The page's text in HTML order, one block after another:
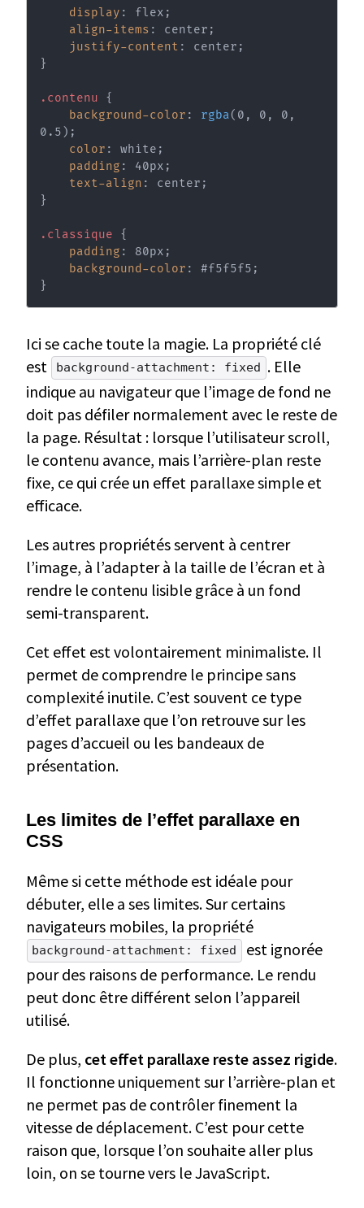
display : flex ;
align-items : center ;
justify-content : center ;
}
.contenu
{
background-color : rgba( 0 , 0 , 0 ,
0.5 ) ;
color : white ;
padding : 40px ;
text-align : center ;
}
.classique
{
padding : 80px ;
background-color : #f5f5f5 ;
}
Ici se cache toute la magie. La propriété clé
est
background-attachment: fixed . Elle
indique au navigateur que l’image de fond ne
doit pas défiler normalement avec le reste de
la page. Résultat : lorsque l’utilisateur scroll,
le contenu avance, mais l’arrière-plan reste
fixe, ce qui crée un effet parallaxe simple et
efficace.
Les autres propriétés servent à centrer
l’image, à l’adapter à la taille de l’écran et à
rendre le contenu lisible grâce à un fond
semi-transparent.
Cet effet est volontairement minimaliste. Il
permet de comprendre le principe sans
complexité inutile. C’est souvent ce type
d’effet parallaxe que l’on retrouve sur les
pages d’accueil ou les bandeaux de
présentation.
Les limites de l’effet parallaxe en
CSS
Même si cette méthode est idéale pour
débuter, elle a ses limites. Sur certains
navigateurs mobiles, la propriété
background-attachment: fixed
est ignorée
pour des raisons de performance. Le rendu
peut donc être différent selon l’appareil
utilisé.
De plus, cet effet parallaxe reste assez rigide.
Il fonctionne uniquement sur l’arrière-plan et
ne permet pas de contrôler finement la
vitesse de déplacement. C’est pour cette
raison que, lorsque l’on souhaite aller plus
loin, on se tourne vers le JavaScript.